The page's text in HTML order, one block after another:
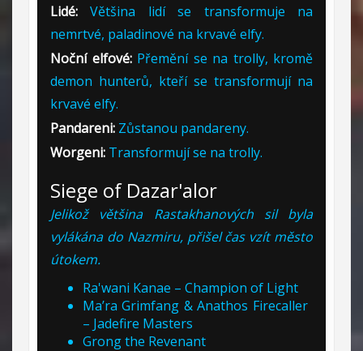
Lidé: Většina lidí se transformuje na
nemrtvé, paladinové na krvavé elfy.
Noční elfové:Přemění se na trolly, kromě
demon hunterů, kteří se transformují na
krvavé elfy.
Pandareni: Zůstanou pandareny.
Worgeni: Transformují se na trolly.
Siege of Dazar'alor
Jelikož většina Rastakhanových sil byla
vylákána do Nazmiru, přišel čas vzít město
útokem.
Ra'wani Kanae – Champion of Light
Ma’ra Grimfang & Anathos Firecaller
– Jadefire Masters
Grong the Revenant